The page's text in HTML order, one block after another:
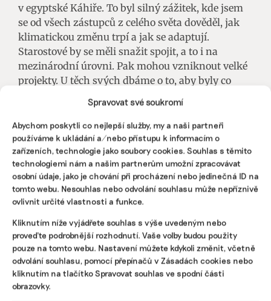
Spravovat své soukromí
Abychom poskytli co nejlepší služby, my a naši partneři
používáme k ukládání a/nebo přístupu k informacím o
zařízeních, technologie jako soubory cookies. Souhlas s těmito
technologiemi nám a našim partnerům umožní zpracovávat
osobní údaje, jako je chování při procházení nebo jedinečná ID na
tomto webu. Nesouhlas nebo odvolání souhlasu může nepříznivě
ovlivnit určité vlastnosti a funkce.
Kliknutím níže vyjádřete souhlas s výše uvedeným nebo
proveďte podrobnější rozhodnutí. Vaše volby budou použity
pouze na tomto webu. Nastavení můžete kdykoli změnit, včetně
odvolání souhlasu, pomocí přepínačů v Zásadách cookies nebo
kliknutím na tlačítko Spravovat souhlas ve spodní části
obrazovky.
v egyptské Káhiře. To byl silný zážitek, kde jsem
se od všech zástupců z celého světa dověděl, jak
klimatickou změnu trpí a jak se adaptují.
Starostové by se měli snažit spojit, a to i na
mezinárodní úrovni. Pak mohou vzniknout velké
projekty. U těch svých dbáme o to, aby byly co
ochotnější zafinancovat projekt, když je jeho
koeficient vyšší.
IRENA BUŘÍVALOVÁ
Irena prošla MF Dnes nebo ekonomickými týdeníky Euro a
Czech Business Weekly. Nejradši píše o věčných chemikáliích
v oblečení, ekologickém zemědělství, odpadech, rychlé módě
a bioplastech.